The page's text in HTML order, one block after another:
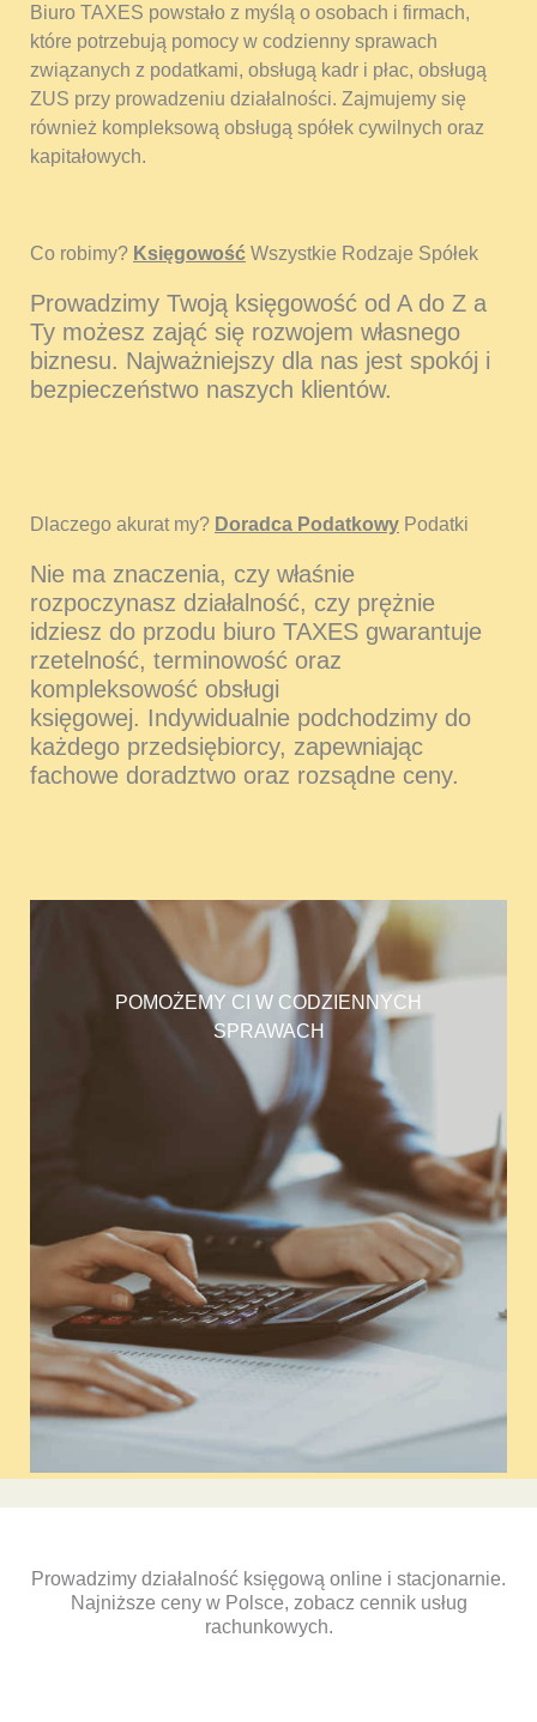
Biuro TAXES powstało z myślą o osobach i firmach,
które potrzebują pomocy w codzienny sprawach
związanych z podatkami, obsługą kadr i płac, obsługą
ZUS przy prowadzeniu działalności. Zajmujemy się
również kompleksową obsługą spółek cywilnych oraz
kapitałowych.
Co robimy? Księgowość Wszystkie Rodzaje Spółek
Prowadzimy Twoją księgowość od A do Z a
Ty możesz zająć się rozwojem własnego
biznesu. Najważniejszy dla nas jest spokój i
bezpieczeństwo naszych klientów.
Dlaczego akurat my? Doradca Podatkowy Podatki
Nie ma znaczenia, czy właśnie
rozpoczynasz działalność, czy prężnie
idziesz do przodu biuro TAXES gwarantuje
rzetelność, terminowość oraz
kompleksowość obsługi
księgowej. Indywidualnie podchodzimy do
każdego przedsiębiorcy, zapewniając
fachowe doradztwo oraz rozsądne ceny.
POMOŻEMY CI W CODZIENNYCH
SPRAWACH
Prowadzimy działalność księgową online i stacjonarnie.
Najniższe ceny w Polsce, zobacz cennik usług
rachunkowych.